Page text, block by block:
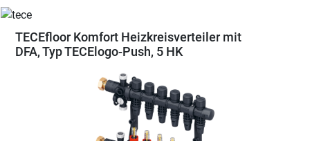
TECEfloor Komfort Heizkreisverteiler mit
DFA, Typ TECElogo-Push, 5 HK